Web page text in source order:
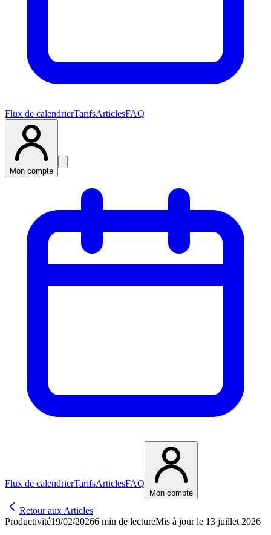
Flux de calendrierTarifsArticlesFAQ
Mon compte
Flux de calendrierTarifsArticlesFAQ
Mon compte
Retour aux Articles
Productivité19/02/20266 min de lectureMis à jour le 13 juillet 2026